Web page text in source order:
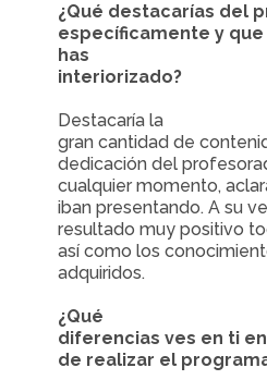
¿Qué destacarías del
específicamente y
has
interiorizado?
Destacaría la
gran cantidad de
dedicación del
cualquier momento,
iban presentando. A su
resultado muy positivo
así como los
adquiridos.
¿Qué
diferencias ves en ti
de realizar el